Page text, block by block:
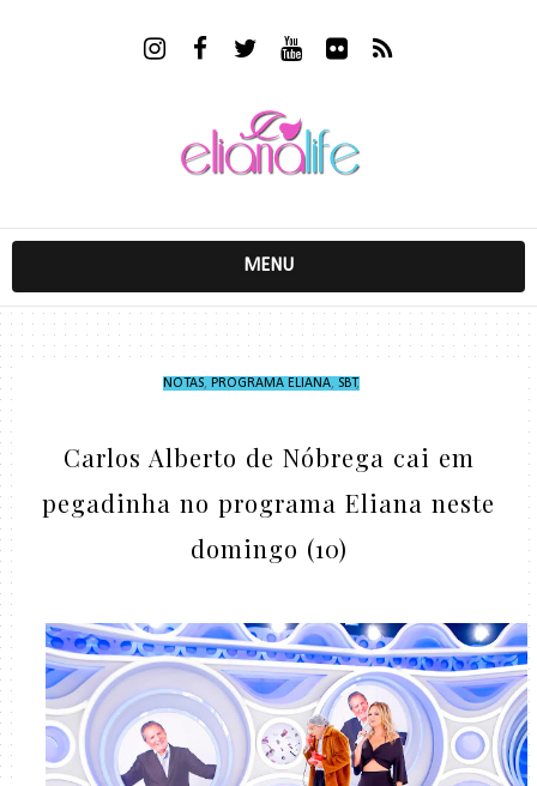
MENU
NOTAS, PROGRAMA ELIANA, SBT,
Carlos Alberto de Nóbrega cai em
pegadinha no programa Eliana neste
domingo (10)